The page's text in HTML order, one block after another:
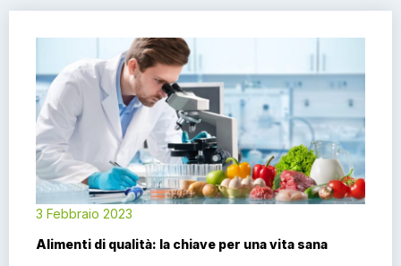
3 Febbraio 2023
Alimenti di qualità: la chiave per una vita sana